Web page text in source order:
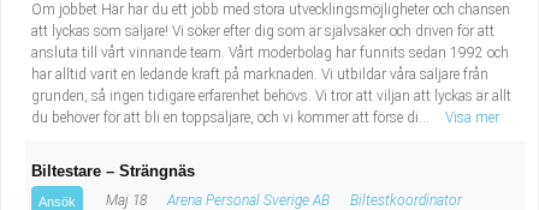
Om jobbet Här har du ett jobb med stora utvecklingsmöjligheter och chansen
att lyckas som säljare! Vi söker efter dig som är självsäker och driven för att
ansluta till vårt vinnande team. Vårt moderbolag har funnits sedan 1992 och
har alltid varit en ledande kraft på marknaden. Vi utbildar våra säljare från
grunden, så ingen tidigare erfarenhet behövs. Vi tror att viljan att lyckas är allt
du behöver för att bli en toppsäljare, och vi kommer att förse di...
Visa mer
Biltestare – Strängnäs
Ansök Maj 18 Arena Personal Sverige AB Biltestkoordinator